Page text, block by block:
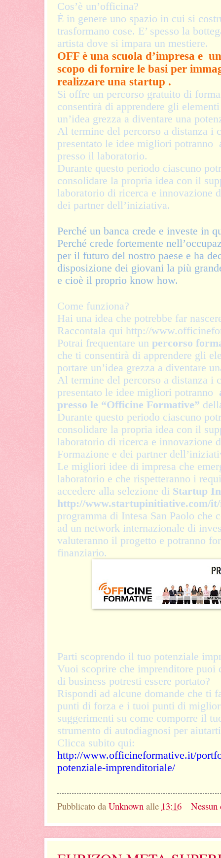
Cos’è un’officina?
È in genere uno spazio in cui si
trasformano cose. E’ spesso la
artista dove si impara un mestiere.
OFF è una scuola d’impresa e
scopo di fornire le basi per
realizzare una startup .
Si offre un percorso gratuito di
consentirà di apprendere gli
un’idea grezza a diventare una
Al termine del percorso a distanza i
presentato le idee migliori potranno
presso il laboratorio.
Durante questo periodo ciascuno
consolidare la propria idea con il
laboratorio di ricerca e innovazione
dei partner dell’iniziativa.
Perché un banca crede e investe in
Perché crede fortemente
per il futuro del nostro paese e ha
disposizione dei giovani la più
e cioè il proprio know how.
Come funziona?
Hai una idea che potrebbe far
Raccontala qui http://
Potrai frequentare un percorso
che ti consentirà di apprendere gli
portare un’idea grezza a diventare
Al termine del percorso a distanza i
presentato le idee migliori potranno
presso le “Officine Formative”
Durante questo periodo ciascuno
consolidare la propria idea con il
laboratorio di ricerca e innovazione
Formazione e dei partner
Le migliori idee di impresa che
laboratorio e che rispetteranno i
accedere alla selezione di Startup
http://www.startupinitiative.com/
programma di Intesa San Paolo che
ad un network internazionale di
valuteranno il progetto e potranno
finanziario.
Parti scoprendo il tuo potenziale
Vuoi scoprire che imprenditore
di business potresti essere portato?
Rispondi ad alcune domande che ti
punti di forza e i tuoi punti di
suggerimenti su come comporre il
strumento di autodiagnosi per
Clicca subito qui:
http://www.officineformative.it/
potenziale-imprenditoriale/
Pubblicato da Unknown alle 13:16